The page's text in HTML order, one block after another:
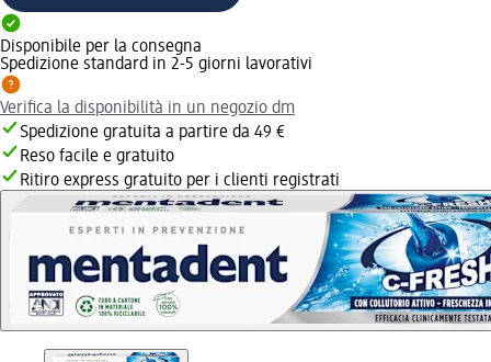
Disponibile per la consegna
Spedizione standard in 2-5 giorni lavorativi
Verifica la disponibilità in un negozio dm
Spedizione gratuita a partire da 49 €
Reso facile e gratuito
Ritiro express gratuito per i clienti registrati